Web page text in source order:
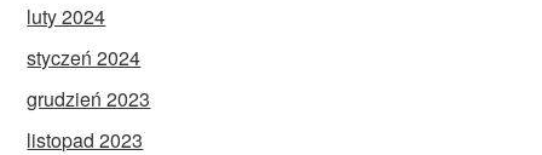
luty 2024
styczeń 2024
grudzień 2023
listopad 2023